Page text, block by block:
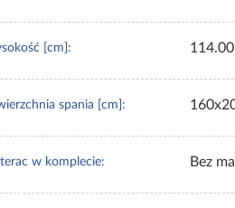
[cm]: 114.00
spania [cm]:
w komplecie: Bez